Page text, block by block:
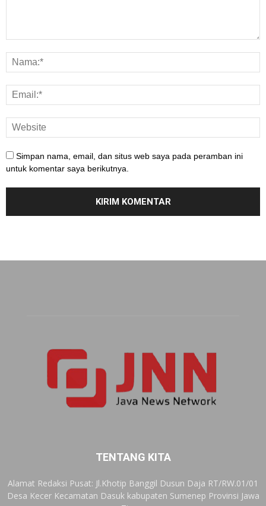
Simpan nama, email, dan situs web saya pada peramban ini
untuk komentar saya berikutnya.
TENTANG KITA
Alamat Redaksi Pusat: Jl.Khotip Banggil Dusun Daja RT/RW.01/01
Desa Kecer Kecamatan Dasuk kabupaten Sumenep Provinsi Jawa